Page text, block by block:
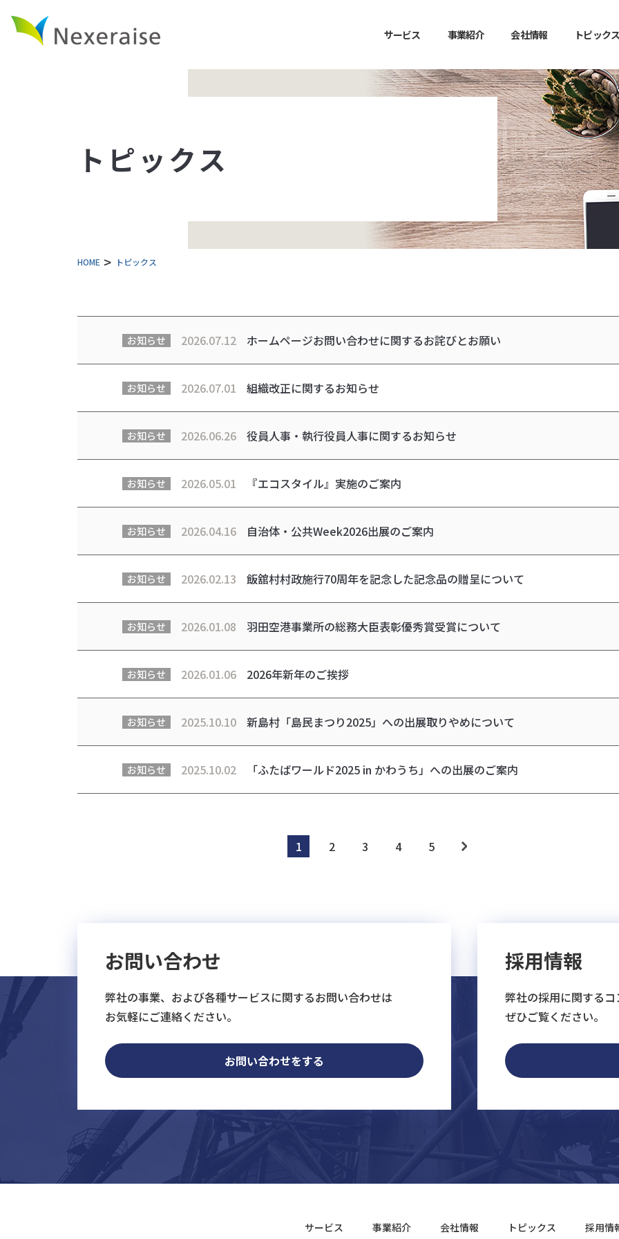
サービス 事業紹介 会社情報 トピック
トピックス
HOME トピックス
お知らせ 2026.07.12 ホームページお問い合わせに関するお詫びとお願い
お知らせ 2026.07.01 組織改正に関するお知らせ
お知らせ 2026.06.26 役員人事・執行役員人事に関するお知らせ
お知らせ 2026.05.01 『エコスタイル』実施のご案内
お知らせ 2026.04.16 自治体・公共Week2026出展のご案内
お知らせ 2026.02.13 飯舘村村政施行70周年を記念した記念品の贈呈について
お知らせ 2026.01.08 羽田空港事業所の総務大臣表彰優秀賞受賞について
お知らせ 2026.01.06 2026年新年のご挨拶
お知らせ 2025.10.10 新島村「島民まつり2025」への出展取りやめについて
お知らせ 2025.10.02 「ふたばワールド2025 in かわうち」への出展のご案内
1 2 3 4 5
お問い合わせ
弊社の事業、および各種サービスに関するお問い合わせは
お気軽にご連絡ください。
お問い合わせをする
採用情報
弊社の採用に関する
ぜひご覧ください。
サービス 事業紹介 会社情報 トピックス 採用情